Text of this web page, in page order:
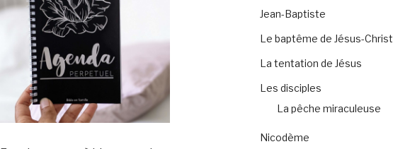
Jean-Baptiste
Le baptême de Jésus-Christ
La tentation de Jésus
Les disciples
La pêche miraculeuse
Nicodème